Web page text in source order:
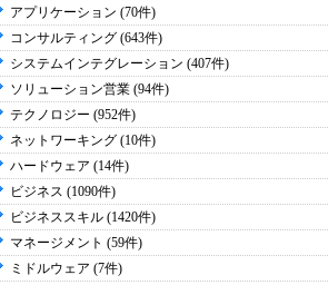
アプリケーション (70件)
コンサルティング (643件)
システムインテグレーション (407件)
ソリューション営業 (94件)
テクノロジー (952件)
ネットワーキング (10件)
ハードウェア (14件)
ビジネス (1090件)
ビジネススキル (1420件)
マネージメント (59件)
ミドルウェア (7件)